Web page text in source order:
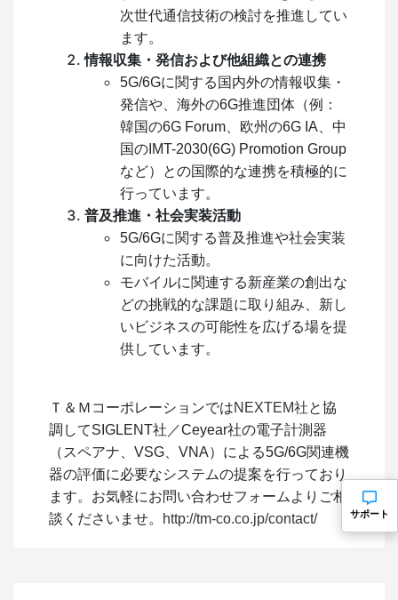
次世代通信技術の検討を推進してい
ます。
情報収集・発信および他組織との連携
5G/6Gに関する国内外の情報収集・
発信や、海外の6G推進団体（例：
韓国の6G Forum、欧州の6G IA、中
国のIMT-2030(6G) Promotion Group
など）との国際的な連携を積極的に
行っています。
普及推進・社会実装活動
5G/6Gに関する普及推進や社会実装
に向けた活動。
モバイルに関連する新産業の創出な
どの挑戦的な課題に取り組み、新し
いビジネスの可能性を広げる場を提
供しています。
Ｔ＆ＭコーポレーションではNEXTEM社と協
調してSIGLENT社／Ceyear社の電子計測器
（スペアナ、VSG、VNA）による5G/6G関連機
器の評価に必要なシステムの提案を行っており
ます。お気軽にお問い合わせフォームよりご相
談くださいませ。
http://tm-co.co.jp/contact/ サポート